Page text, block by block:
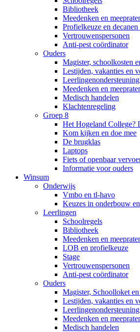
Bibliotheek
Meedenken en
Profielkeuze en
Vertrouwenspersonen
Anti-pest coördinator
Ouders
Magister, schoolkosten
Lestijden, vakanties en
Leerlingenondersteuning
Meedenken en
Medisch handelen
Klachtenregeling
Groep 8
Het Hogeland College?
Kom kijken en doe mee
De brugklas
Laptops
Fiets of openbaar
Informatie voor ouders
Winsum
Onderwijs
Vmbo en tl-havo
Keuzes in onderbouw
Leerlingen
Schoolregels
Bibliotheek
Meedenken en
LOB en profielkeuze
Stage
Vertrouwenspersonen
Anti-pest coördinator
Ouders
Magister, Schoolloket
Lestijden, vakanties en
Leerlingenondersteuning
Meedenken en
Medisch handelen